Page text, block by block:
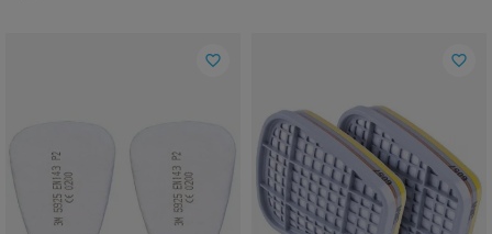
favorite_border favorite_border